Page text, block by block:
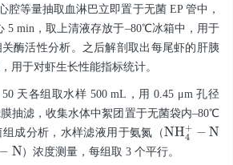
腔等量抽取血淋巴立即置于无菌 EP 管中，
5 min，取上清液存放于‒80℃冰箱中，用于
酶活性分析。之后解剖取出每尾虾的肝胰
用于对虾生长性能指标统计。
天各组取水样 500 mL，用 0.45 μm 孔径
抽滤，收集水体中絮团置于无菌袋内–80℃
成分析，水样滤液用于氨氮（
N 4+
N
2-
）浓度测量，每组取 3 个平行。